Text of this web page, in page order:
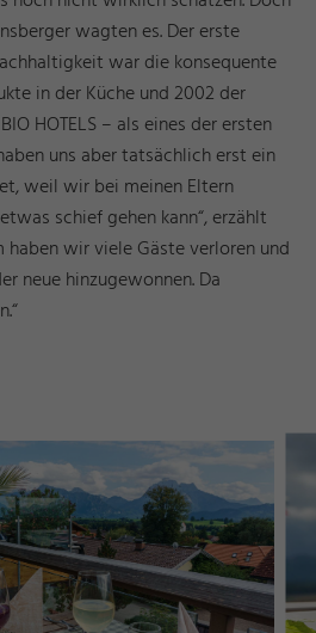
wagten es. Der erste
war die konsequente
in der Küche und 2002 der
HOTELS – als eines der ersten
uns aber tatsächlich erst ein
weil wir bei meinen Eltern
schief gehen kann“, erzählt
haben wir viele Gäste verloren und
neue hinzugewonnen. Da